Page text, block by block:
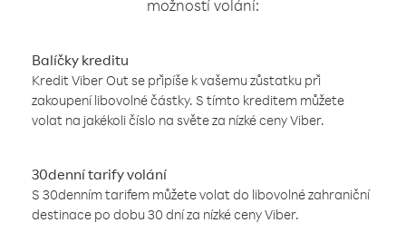
možností volání:
Balíčky kreditu
Kredit Viber Out se připíše k vašemu zůstatku při
zakoupení libovolné částky. S tímto kreditem můžete
volat na jakékoli číslo na světe za nízké ceny Viber.
30denní tarify volání
S 30denním tarifem můžete volat do libovolné zahraniční
destinace po dobu 30 dní za nízké ceny Viber.